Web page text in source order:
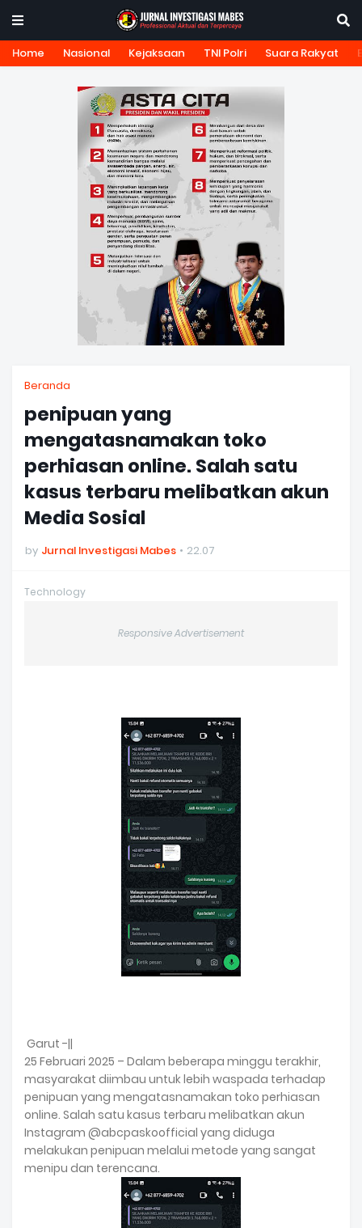
Home Nasional Kejaksaan TNI Polri Suara Rakyat
Beranda
penipuan yang
mengatasnamakan toko
perhiasan online. Salah satu
kasus terbaru melibatkan akun
Media Sosial
by Jurnal Investigasi Mabes 22.07
Technology
Responsive Advertisement
Garut -||
25 Februari 2025 – Dalam beberapa minggu terakhir,
masyarakat diimbau untuk lebih waspada terhadap
penipuan yang mengatasnamakan toko perhiasan
online. Salah satu kasus terbaru melibatkan akun
Instagram @abcpaskoofficial yang diduga
melakukan penipuan melalui metode yang sangat
menipu dan terencana.